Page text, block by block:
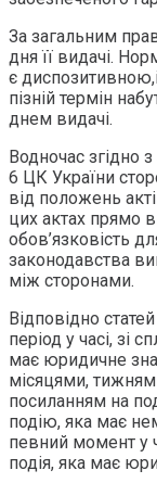
За загальним
дня її видачі.
є
пізній термін
днем видачі.
Водночас згідно
6 ЦК України
від положень
цих актах прямо
обов’язковість
законодавства
між сторонами.
Відповідно
період у часі, зі
має юридичне
місяцями,
посиланням на
подію, яка має
певний момент у
подія, яка має